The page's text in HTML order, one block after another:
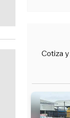
Cotiza